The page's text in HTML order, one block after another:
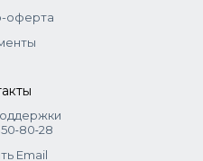
оферта
Email